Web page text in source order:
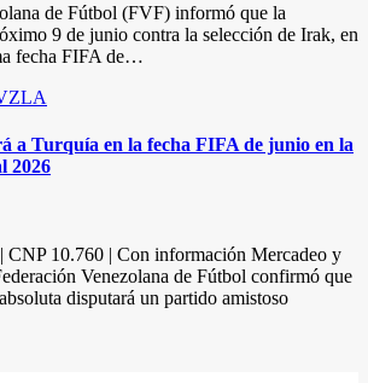
de Fútbol (FVF) informó que la
9 de junio contra la selección de Irak, en
fecha FIFA de…
a Turquía en la fecha FIFA de junio en la
2026
CNP 10.760 | Con información Mercadeo y
Venezolana de Fútbol confirmó que
disputará un partido amistoso